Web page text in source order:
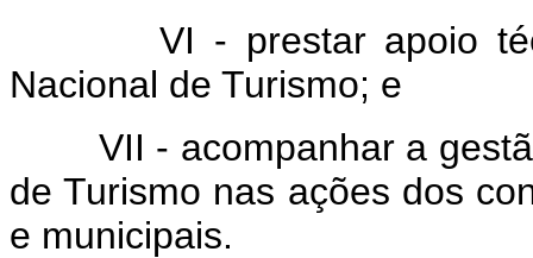
VI - prestar apoio
Nacional de Turismo; e
VII - acompanhar a
de Turismo nas ações dos
e municipais.